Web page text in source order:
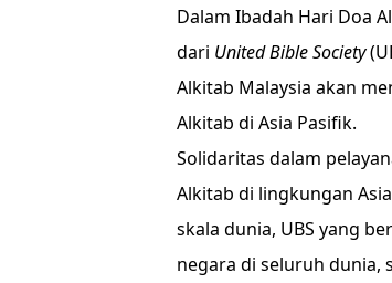
Dalam Ibadah Hari Doa
dari United Bible Society
Alkitab Malaysia akan
Alkitab di Asia Pasifik.
Solidaritas dalam
Alkitab di lingkungan
skala dunia, UBS yang
negara di seluruh dunia,